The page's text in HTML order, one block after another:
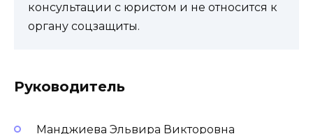
консультации с юристом и не относится к
органу соцзащиты.
Руководитель
Манджиева Эльвира Викторовна